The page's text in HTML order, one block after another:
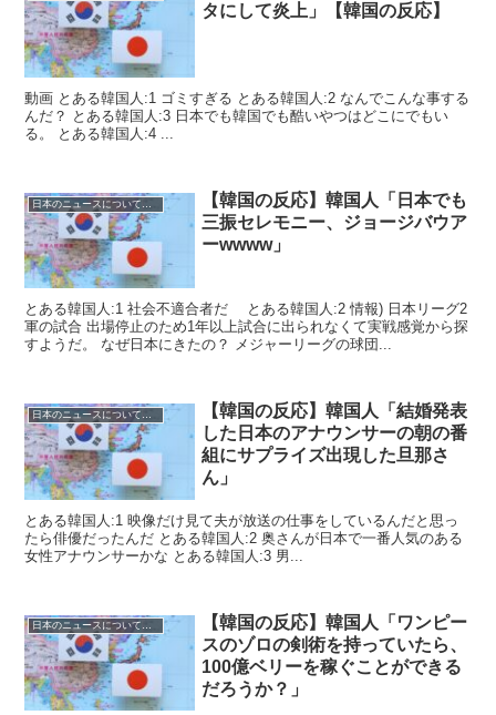
タにして炎上」【韓国の反応】
動画 とある韓国人:1 ゴミすぎる とある韓国人:2 なんでこんな事する
んだ？ とある韓国人:3 日本でも韓国でも酷いやつはどこにでもい
る。 とある韓国人:4 ...
【韓国の反応】韓国人「日本でも
三振セレモニー、ジョージバウア
ーwwww」
とある韓国人:1 社会不適合者だ とある韓国人:2 情報) 日本リーグ2
軍の試合 出場停止のため1年以上試合に出られなくて実戦感覚から探
すようだ。 なぜ日本にきたの？ メジャーリーグの球団...
日本のニュースについての反応
【韓国の反応】韓国人「結婚発表
した日本のアナウンサーの朝の番
組にサプライズ出現した旦那さ
ん」
とある韓国人:1 映像だけ見て夫が放送の仕事をしているんだと思っ
たら俳優だったんだ とある韓国人:2 奥さんが日本で一番人気のある
女性アナウンサーかな とある韓国人:3 男...
日本のニュースについての反応
【韓国の反応】韓国人「ワンピー
スのゾロの剣術を持っていたら、
100億ベリーを稼ぐことができる
だろうか？」